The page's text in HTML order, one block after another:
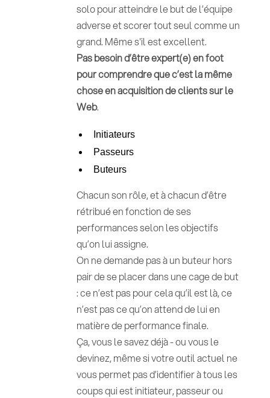
solo pour atteindre le but de l’équipe
adverse et scorer tout seul comme un
grand. Même s'il est excellent.
Pas besoin d’être expert(e) en foot
pour comprendre que c’est la même
chose en acquisition de clients sur le
Web.
Initiateurs
Passeurs
Buteurs
Chacun son rôle, et à chacun d’être
rétribué en fonction de ses
performances selon les objectifs
qu’on lui assigne.
On ne demande pas à un buteur hors
pair de se placer dans une cage de but
: ce n’est pas pour cela qu’il est là, ce
n’est pas ce qu’on attend de lui en
matière de performance finale.
Ça, vous le savez déjà - ou vous le
devinez, même si votre outil actuel ne
vous permet pas d’identifier à tous les
coups qui est initiateur, passeur ou